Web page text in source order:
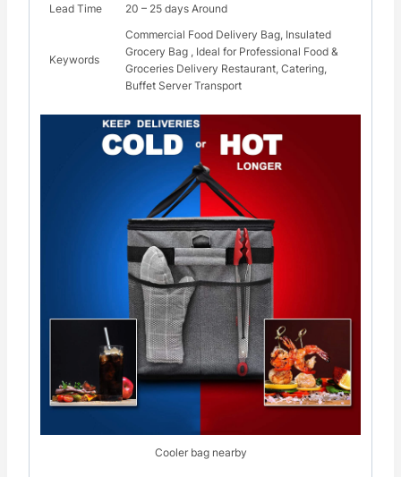
Lead Time 20 – 25 days Around
Keywords
Commercial Food Delivery Bag, Insulated
Grocery Bag , Ideal for Professional Food &
Groceries Delivery Restaurant, Catering,
Buffet Server Transport
Cooler bag nearby